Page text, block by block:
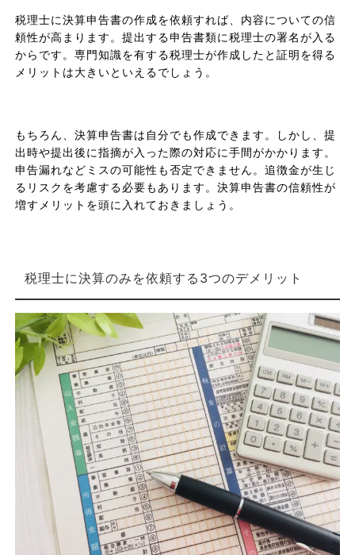
税理士に決算申告書の作成を依頼すれば、内容についての信
頼性が高まります。提出する申告書類に税理士の署名が入る
からです。専門知識を有する税理士が作成したと証明を得る
メリットは大きいといえるでしょう。
もちろん、決算申告書は自分でも作成できます。しかし、提
出時や提出後に指摘が入った際の対応に手間がかかります。
申告漏れなどミスの可能性も否定できません。追徴金が生じ
るリスクを考慮する必要もあります。決算申告書の信頼性が
増すメリットを頭に入れておきましょう。
税理士に決算のみを依頼する3つのデメリット